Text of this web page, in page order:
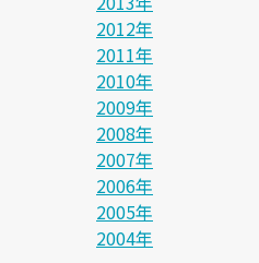
2012年
2011年
2010年
2009年
2008年
2007年
2006年
2005年
2004年